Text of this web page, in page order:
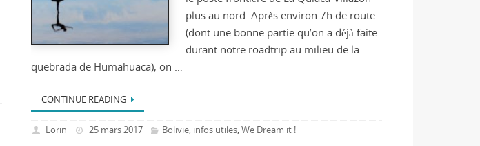
plus au nord. Après environ 7h de route
(dont une bonne partie qu’on a déjà faite
durant notre roadtrip au milieu de la
quebrada de Humahuaca), on …
CONTINUE READING
Lorin 25 mars 2017 Bolivie, infos utiles, We Dream it !